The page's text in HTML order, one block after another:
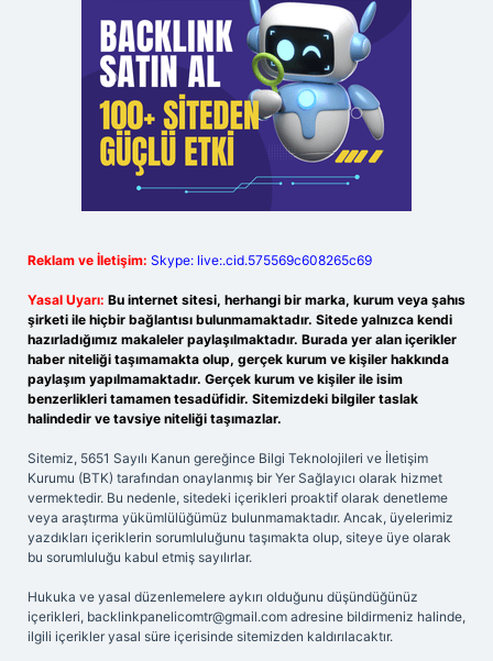
Reklam ve İletişim: Skype: live:.cid.575569c608265c69
Yasal Uyarı: Bu internet sitesi, herhangi bir marka, kurum veya şahıs
şirketi ile hiçbir bağlantısı bulunmamaktadır. Sitede yalnızca kendi
hazırladığımız makaleler paylaşılmaktadır. Burada yer alan içerikler
haber niteliği taşımamakta olup, gerçek kurum ve kişiler hakkında
paylaşım yapılmamaktadır. Gerçek kurum ve kişiler ile isim
benzerlikleri tamamen tesadüfidir. Sitemizdeki bilgiler taslak
halindedir ve tavsiye niteliği taşımazlar.
Sitemiz, 5651 Sayılı Kanun gereğince Bilgi Teknolojileri ve İletişim
Kurumu (BTK) tarafından onaylanmış bir Yer Sağlayıcı olarak hizmet
vermektedir. Bu nedenle, sitedeki içerikleri proaktif olarak denetleme
veya araştırma yükümlülüğümüz bulunmamaktadır. Ancak, üyelerimiz
yazdıkları içeriklerin sorumluluğunu taşımakta olup, siteye üye olarak
bu sorumluluğu kabul etmiş sayılırlar.
Hukuka ve yasal düzenlemelere aykırı olduğunu düşündüğünüz
içerikleri, backlinkpanelicomtr@gmail.com adresine bildirmeniz halinde,
ilgili içerikler yasal süre içerisinde sitemizden kaldırılacaktır.